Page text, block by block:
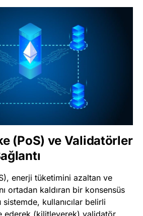
(PoS) ve Validatörler
enerji tüketimini azaltan ve
ortadan kaldıran bir konsensüs
sistemde, kullanıcılar belirli